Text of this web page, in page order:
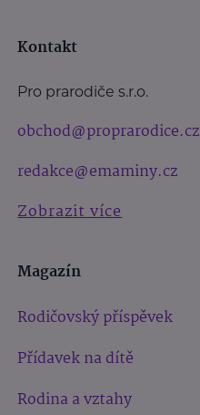
Kontakt
Pro prarodiče s.r.o.
obchod@proprarodice.cz
redakce@emaminy.cz
Zobrazit více
Magazín
Rodičovský příspěvek
Přídavek na dítě
Rodina a vztahy